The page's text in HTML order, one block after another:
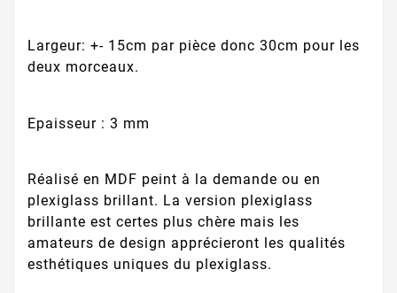
Largeur: +- 15cm par pièce donc 30cm pour les
deux morceaux.
Epaisseur : 3 mm
Réalisé en MDF peint à la demande ou en
plexiglass brillant. La version plexiglass
brillante est certes plus chère mais les
amateurs de design apprécieront les qualités
esthétiques uniques du plexiglass.